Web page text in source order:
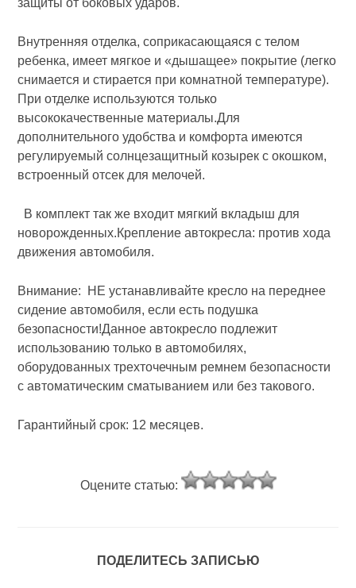
защиты от боковых ударов.
Внутренняя отделка, соприкасающаяся с телом
ребенка, имеет мягкое и «дышащее» покрытие (легко
снимается и стирается при комнатной температуре).
При отделке используются только
высококачественные материалы.Для
дополнительного удобства и комфорта имеются
регулируемый солнцезащитный козырек с окошком,
встроенный отсек для мелочей.
В комплект так же входит мягкий вкладыш для
новорожденных.Крепление автокресла: против хода
движения автомобиля.
Внимание: НЕ устанавливайте кресло на переднее
сидение автомобиля, если есть подушка
безопасности!Данное автокресло подлежит
использованию только в автомобилях,
оборудованных трехточечным ремнем безопасности
с автоматическим сматыванием или без такового.
Гарантийный срок: 12 месяцев.
Оцените статью:
ПОДЕЛИТЕСЬ ЗАПИСЬЮ